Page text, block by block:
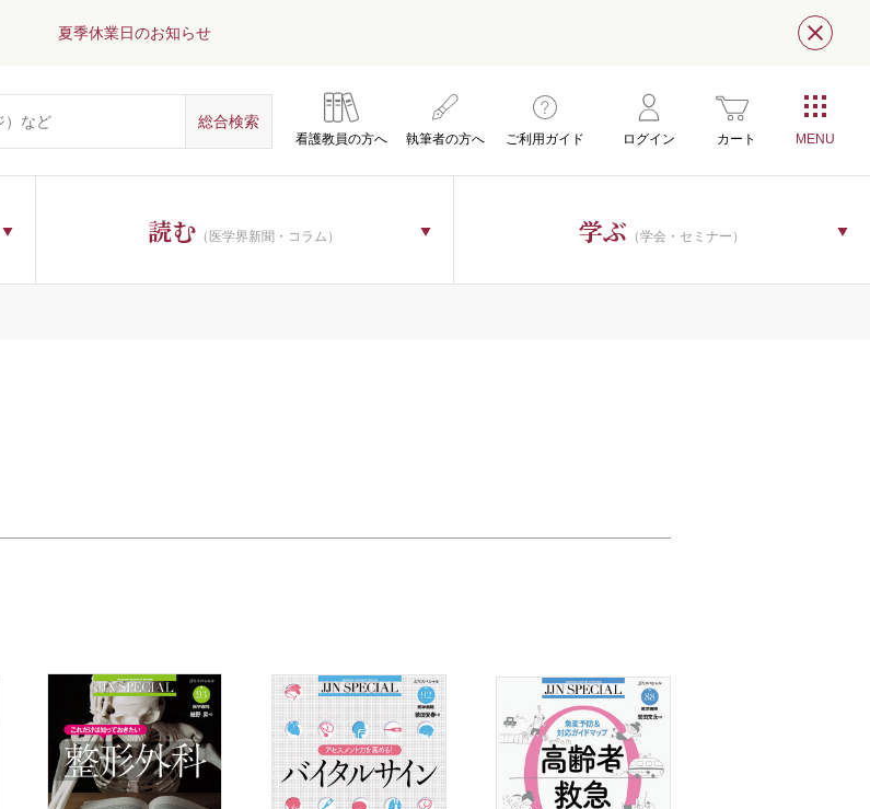
夏季休業日のお知らせ 閉じ
看護教員の方へ 執筆者の方へ ご利用ガイド ログイン カート
読む （医学界新聞・コラム） 学ぶ （学会・セミナー）